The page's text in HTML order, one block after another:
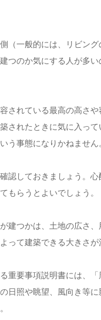
（一般的には、リビン
つのか気にする人が多
されている最高の高さ
されたときに気に入っ
う事態になりかねません
認しておきましょう。
もらうとよいでしょう。
建つかは、土地の広さ
って建築できる大きさが
重要事項説明書には、
日照や眺望、風向き等